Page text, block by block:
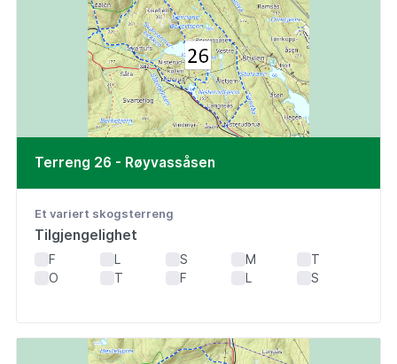
Terreng 26 - Røyvassåsen
Et variert skogsterreng
Tilgjengelighet
F L S M
T
O
T F L S